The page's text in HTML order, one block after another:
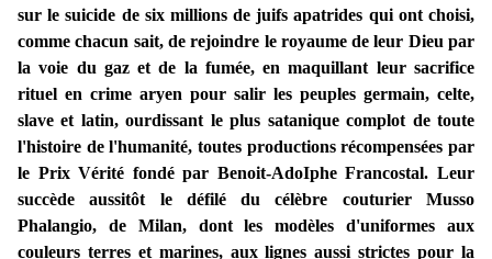
sur le suicide de six millions de juifs apatrides qui ont choisi,
comme chacun sait, de rejoindre le royaume de leur Dieu par
la voie du gaz et de la fumée, en maquillant leur sacrifice
rituel en crime aryen pour salir les peuples germain, celte,
slave et latin, ourdissant le plus satanique complot de toute
l'histoire de l'humanité, toutes productions récompensées par
le Prix Vérité fondé par Benoit-AdoIphe Francostal. Leur
succède aussitôt le défilé du célèbre couturier Musso
Phalangio, de Milan, dont les modèles d'uniformes aux
couleurs terres et marines, aux lignes aussi strictes pour la